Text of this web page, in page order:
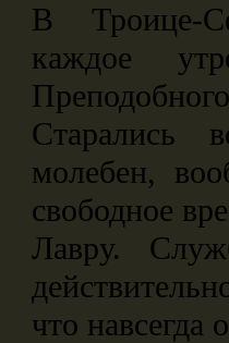
В Троице-
каждое
Старались
молебен,
свободное
Лавру.
что навсегда